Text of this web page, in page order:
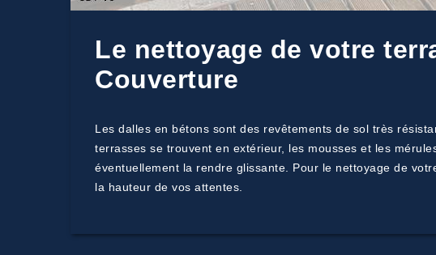
Le nettoyage de votre
Couverture
Les dalles en bétons sont des revêtements de sol très
terrasses se trouvent en extérieur, les mousses et les
éventuellement la rendre glissante. Pour le nettoyage de
la hauteur de vos attentes.